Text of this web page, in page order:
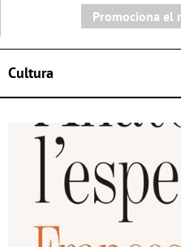
Promociona el
Cultura